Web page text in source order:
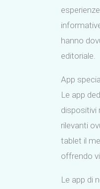
hanno
editoriale.
App
Le app
dispositivi
rilevanti
tablet il
offrendo
Le app di